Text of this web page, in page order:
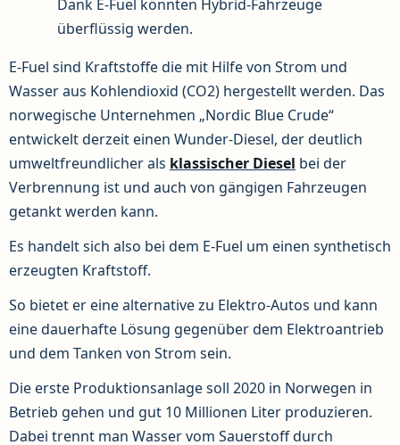
Dank E-Fuel könnten Hybrid-Fahrzeuge
überflüssig werden.
E-Fuel sind Kraftstoffe die mit Hilfe von Strom und
Wasser aus Kohlendioxid (CO2) hergestellt werden. Das
norwegische Unternehmen „Nordic Blue Crude“
entwickelt derzeit einen Wunder-Diesel, der deutlich
umweltfreundlicher als klassischer Diesel bei der
Verbrennung ist und auch von gängigen Fahrzeugen
getankt werden kann.
Es handelt sich also bei dem E-Fuel um einen synthetisch
erzeugten Kraftstoff.
So bietet er eine alternative zu Elektro-Autos und kann
eine dauerhafte Lösung gegenüber dem Elektroantrieb
und dem Tanken von Strom sein.
Die erste Produktionsanlage soll 2020 in Norwegen in
Betrieb gehen und gut 10 Millionen Liter produzieren.
Dabei trennt man Wasser vom Sauerstoff durch